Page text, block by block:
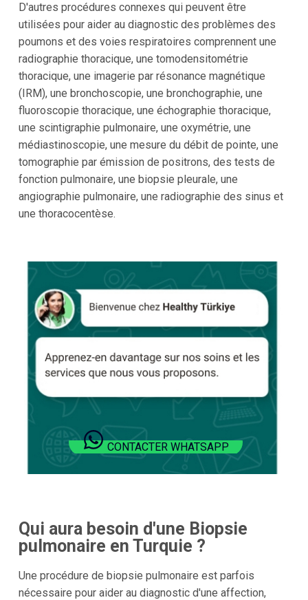
D'autres procédures connexes qui peuvent être
utilisées pour aider au diagnostic des problèmes des
poumons et des voies respiratoires comprennent une
radiographie thoracique, une tomodensitométrie
thoracique, une imagerie par résonance magnétique
(IRM), une bronchoscopie, une bronchographie, une
fluoroscopie thoracique, une échographie thoracique,
une scintigraphie pulmonaire, une oxymétrie, une
médiastinoscopie, une mesure du débit de pointe, une
tomographie par émission de positrons, des tests de
fonction pulmonaire, une biopsie pleurale, une
angiographie pulmonaire, une radiographie des sinus et
une thoracocentèse.
CONTACTER WHATSAPP
Qui aura besoin d'une Biopsie
pulmonaire en Turquie ?
Une procédure de biopsie pulmonaire est parfois
nécessaire pour aider au diagnostic d'une affection,